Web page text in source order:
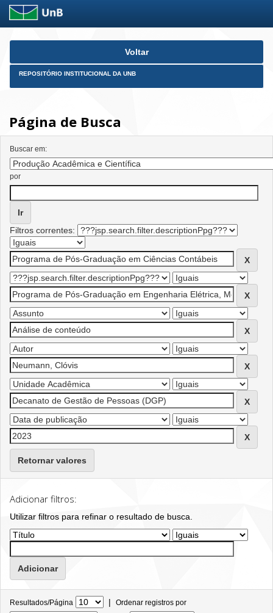
Skip
Voltar
REPOSITÓRIO INSTITUCIONAL DA UNB
Página de Busca
Buscar em:
por
Filtros correntes:
Retornar valores
Adicionar filtros:
Utilizar filtros para refinar o resultado de busca.
Resultados/Página | Ordenar registros por